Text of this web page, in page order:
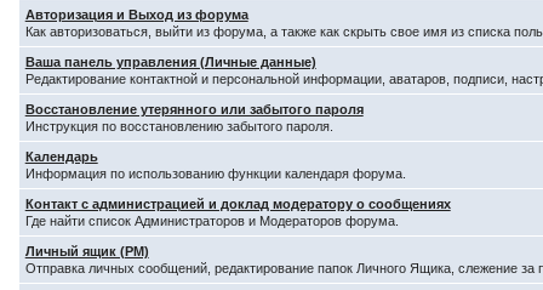
Авторизация и Выход из форума
Как авторизоваться, выйти из форума, а также как скрыть свое имя из списка
Ваша панель управления (Личные данные)
Редактирование контактной и персональной информации, аватаров, подписи,
Восстановление утерянного или забытого пароля
Инструкция по восстановлению забытого пароля.
Календарь
Информация по использованию функции календаря форума.
Контакт с администрацией и доклад модератору о сообщениях
Где найти список Администраторов и Модераторов форума.
Личный ящик (PM)
Отправка личных сообщений, редактирование папок Личного Ящика, слежение